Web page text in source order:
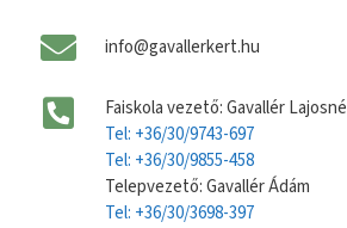
info@gavallerkert.hu
Faiskola vezető: Gavallér Lajosné
Tel: +36/30/9743-697
Tel: +36/30/9855-458
Telepvezető: Gavallér Ádám
Tel: +36/30/3698-397